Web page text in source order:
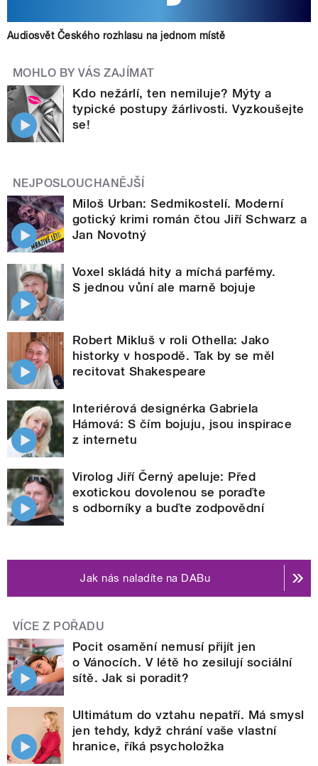
Audiosvět Českého rozhlasu na jednom místě
MOHLO BY VÁS ZAJÍMAT
Kdo nežárlí, ten nemiluje? Mýty a
typické postupy žárlivosti. Vyzkoušejte
se!
NEJPOSLOUCHANĚJŠÍ
Miloš Urban: Sedmikostelí. Moderní
gotický krimi román čtou Jiří Schwarz a
Jan Novotný
Voxel skládá hity a míchá parfémy.
S jednou vůní ale marně bojuje
Robert Mikluš v roli Othella: Jako
historky v hospodě. Tak by se měl
recitovat Shakespeare
Interiérová designérka Gabriela
Hámová: S čím bojuju, jsou inspirace
z internetu
Virolog Jiří Černý apeluje: Před
exotickou dovolenou se poraďte
s odborníky a buďte zodpovědní
Jak nás naladíte na DABu
VÍCE Z POŘADU
Pocit osamění nemusí přijít jen
o Vánocích. V létě ho zesilují sociální
sítě. Jak si poradit?
Ultimátum do vztahu nepatří. Má smysl
jen tehdy, když chrání vaše vlastní
hranice, říká psycholožka